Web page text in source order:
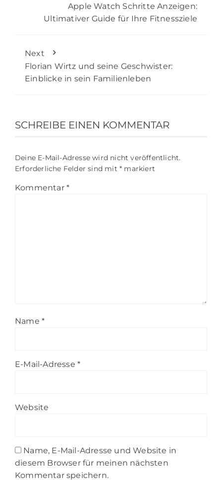
Apple Watch Schritte Anzeigen:
Ultimativer Guide für Ihre Fitnessziele
Next
Florian Wirtz und seine Geschwister:
Einblicke in sein Familienleben
SCHREIBE EINEN KOMMENTAR
Deine E-Mail-Adresse wird nicht veröffentlicht.
Erforderliche Felder sind mit * markiert
Kommentar *
Name *
E-Mail-Adresse *
Website
Name, E-Mail-Adresse und Website in
diesem Browser für meinen nächsten
Kommentar speichern.